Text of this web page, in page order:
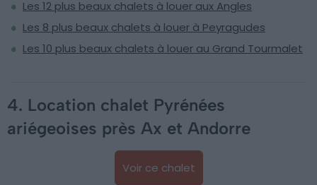
Les 12 plus beaux chalets à louer aux Angles
Les 8 plus beaux chalets à louer à Peyragudes
Les 10 plus beaux chalets à louer au Grand Tourmalet
4. Location chalet Pyrénées
ariégeoises près Ax et Andorre
Voir ce chalet